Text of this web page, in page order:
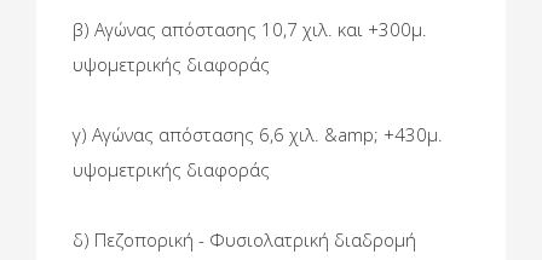
β) Αγώνας απόστασης 10,7 χιλ. και +300μ.
υψομετρικής διαφοράς
γ) Αγώνας απόστασης 6,6 χιλ. &amp; +430μ.
υψομετρικής διαφοράς
δ) Πεζοπορική - Φυσιολατρική διαδρομή